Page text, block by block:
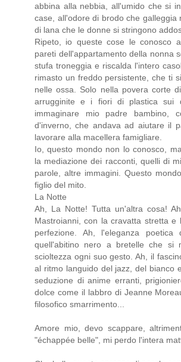
abbina alla nebbia, all'umido che si
case, all'odore di brodo che galleggia
di lana che le donne si stringono
Ripeto, io queste cose le conosco
pareti dell'appartamento della nonna
stufa troneggia e riscalda l'intero
rimasto un freddo persistente, che ti
nelle ossa. Solo nella povera corte
arrugginite e i fiori di plastica sui
immaginare mio padre bambino,
d'inverno, che andava ad aiutare il
lavorare alla macellera famigliare.
Io, questo mondo non lo conosco,
la mediazione dei racconti, quelli di
parole, altre immagini. Questo
figlio del mito.
La Notte
Ah, La Notte! Tutta un'altra cosa!
Mastroianni, con la cravatta stretta e
perfezione. Ah, l'eleganza
quell'abitino nero a bretelle che si
scioltezza ogni suo gesto. Ah, il
al ritmo languido del jazz, del bianco
seduzione di anime erranti,
dolce come il labbro di Jeanne
filosofico smarrimento...
Amore mio, devo scappare,
"échappée belle", mi perdo l'intera